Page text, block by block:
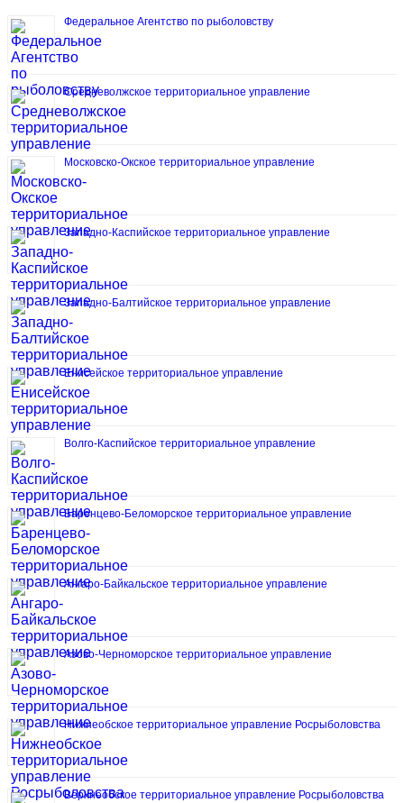
Федеральное Агентство по рыболовству
Средневолжское территориальное управление
Московско-Окское территориальное управление
Западно-Каспийское территориальное управление
Западно-Балтийское территориальное управление
Енисейское территориальное управление
Волго-Каспийское территориальное управление
Баренцево-Беломорское территориальное управление
Ангаро-Байкальское территориальное управление
Азово-Черноморское территориальное управление
Нижнеобское территориальное управление Росрыболовства
Верхнеобское территориальное управление Росрыболовства